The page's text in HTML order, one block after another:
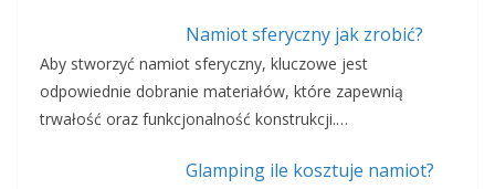
Namiot sferyczny jak zrobić?
Aby stworzyć namiot sferyczny, kluczowe jest
odpowiednie dobranie materiałów, które zapewnią
trwałość oraz funkcjonalność konstrukcji.…
Glamping ile kosztuje namiot?